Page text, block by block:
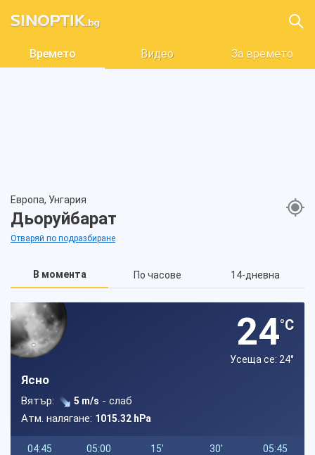
Времето Видео За времето
Европа, Унгария
Дьоруйбарат
Отваряй по подразбиране
В момента По часове 14-дневна
24°C
Усеща се: 24°
Ясно
Вятър: 5 m/s - слаб
Атм. налягане: 1015.32 hPa
04:45 05:00 15' 30' 05:45